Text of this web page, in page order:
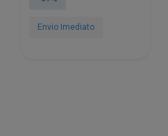
€24.10.
€10.41.
Envio Imediato